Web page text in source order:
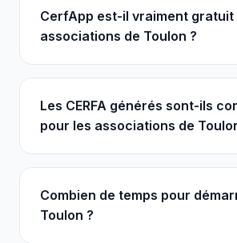
CerfApp est-il vraiment gratuit
associations de Toulon ?
Les CERFA générés sont-ils
pour les associations de
Combien de temps pour
Toulon ?